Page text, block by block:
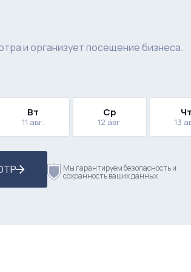
и организует посещение бизнеса.
Вт
11 авг.
Ср
12 авг.
Чт
13
Мы гарантируем безопасность и
сохранность ваших данных